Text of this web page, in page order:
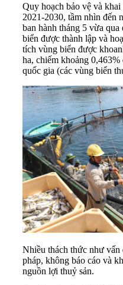
Quy hoạch bảo vệ và
2021-2030, tầm nhìn đến
ban hành tháng 5 vừa
biển được thành lập và
tích vùng biển được
ha, chiếm khoảng
quốc gia (các vùng biển
Nhiều thách thức như vấn
pháp, không báo cáo và
nguồn lợi thuỷ sản.